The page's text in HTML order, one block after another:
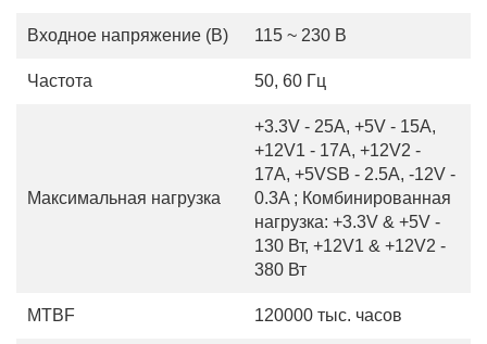
Входное напряжение (В) 115 ~ 230 В
Частота 50, 60 Гц
Максимальная нагрузка
+3.3V - 25A, +5V - 15A,
+12V1 - 17A, +12V2 -
17A, +5VSB - 2.5A, -12V -
0.3A ; Комбинированная
нагрузка: +3.3V & +5V -
130 Вт, +12V1 & +12V2 -
380 Вт
MTBF 120000 тыс. часов